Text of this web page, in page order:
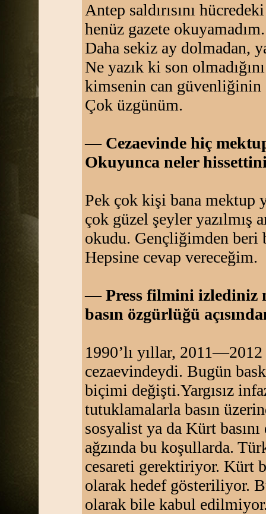
Antep saldırısını
henüz gazete
Daha sekiz ay dolmadan,
Ne yazık ki son
kimsenin can güvenliğinin
Çok üzgünüm.
— Cezaevinde hiç
Okuyunca neler
Pek çok kişi bana mektup
çok güzel şeyler yazılmış
okudu. Gençliğimden beri
Hepsine cevap vereceğim.
— Press filmini izlediniz
basın özgürlüğü
1990’lı yıllar,
cezaevindeydi. Bugün
biçimi değişti.Yargısız
tutuklamalarla basın
sosyalist ya da Kürt
ağzında bu koşullarda.
cesareti gerektiriyor. Kürt
olarak hedef gösteriliyor.
olarak bile kabul